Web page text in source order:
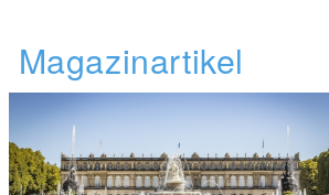
Magazinartikel